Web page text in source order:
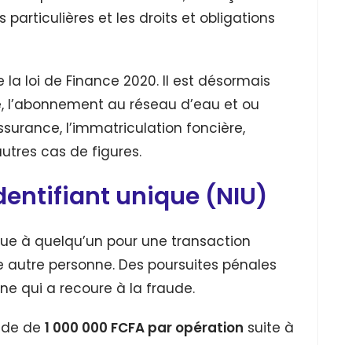
particulières et les droits et obligations
loi de Finance 2020. Il est désormais
au réseau d’eau et ou
l’immatriculation foncière,
cas de figures.
unique (NIU)
à quelqu’un pour une transaction
personne. Des poursuites pénales
qui a recoure à la fraude.
de 1 000 000 FCFA par opération suite à